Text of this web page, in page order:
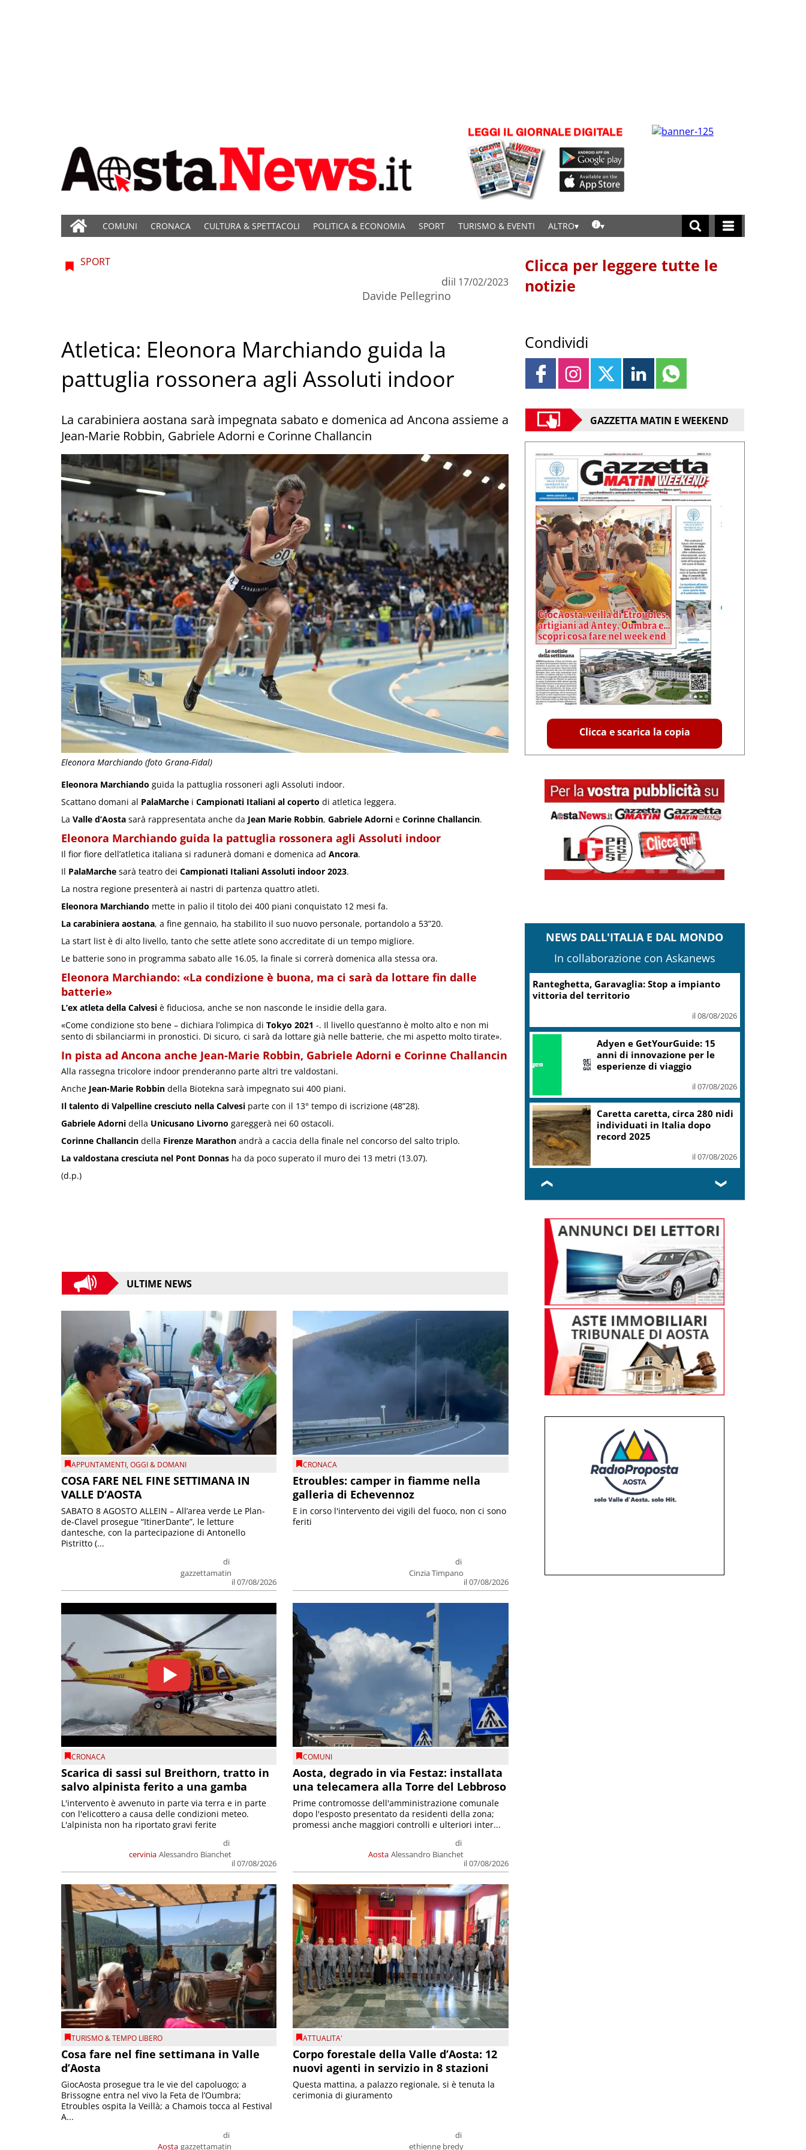
COMUNI CRONACA CULTURA & SPETTACOLI POLITICA & ECONOMIA SPORT TURISMO & EVENTI ALTRO
Eleonora Marchiando (foto Grana-Fidal)
SPORT
di
Davide Pellegrino
il 17/02/2023
Atletica: Eleonora Marchiando guida la
pattuglia rossonera agli Assoluti indoor
La carabiniera aostana sarà impegnata sabato e domenica ad Ancona assieme a
Jean-Marie Robbin, Gabriele Adorni e Corinne Challancin
Eleonora Marchiando guida la pattuglia rossoneri agli Assoluti indoor.
Scattano domani al PalaMarche i Campionati Italiani al coperto di atletica leggera.
La Valle d’Aosta sarà rappresentata anche da Jean Marie Robbin, Gabriele Adorni e Corinne Challancin.
Eleonora Marchiando guida la pattuglia rossonera agli Assoluti indoor
Il fior fiore dell’atletica italiana si radunerà domani e domenica ad Ancora.
Il PalaMarche sarà teatro dei Campionati Italiani Assoluti indoor 2023.
La nostra regione presenterà ai nastri di partenza quattro atleti.
Eleonora Marchiando mette in palio il titolo dei 400 piani conquistato 12 mesi fa.
La carabiniera aostana, a fine gennaio, ha stabilito il suo nuovo personale, portandolo a 53”20.
La start list è di alto livello, tanto che sette atlete sono accreditate di un tempo migliore.
Le batterie sono in programma sabato alle 16.05, la finale si correrà domenica alla stessa ora.
Eleonora Marchiando: «La condizione è buona, ma ci sarà da lottare fin dalle
batterie»
L’ex atleta della Calvesi è fiduciosa, anche se non nasconde le insidie della gara.
«Come condizione sto bene – dichiara l’olimpica di Tokyo 2021 -. Il livello quest’anno è molto alto e non mi
sento di sbilanciarmi in pronostici. Di sicuro, ci sarà da lottare già nelle batterie, che mi aspetto molto tirate».
In pista ad Ancona anche Jean-Marie Robbin, Gabriele Adorni e Corinne Challancin
Alla rassegna tricolore indoor prenderanno parte altri tre valdostani.
Anche Jean-Marie Robbin della Biotekna sarà impegnato sui 400 piani.
Il talento di Valpelline cresciuto nella Calvesi parte con il 13° tempo di iscrizione (48”28).
Gabriele Adorni della Unicusano Livorno gareggerà nei 60 ostacoli.
Corinne Challancin della Firenze Marathon andrà a caccia della finale nel concorso del salto triplo.
La valdostana cresciuta nel Pont Donnas ha da poco superato il muro dei 13 metri (13.07).
(d.p.)
ULTIME NEWS
APPUNTAMENTI,OGGI & DOMANI
COSA FARE NEL FINE SETTIMANA IN
VALLE D’AOSTA
di
gazzettamatin
il 07/08/2026
SABATO 8 AGOSTO ALLEIN – All’area verde Le Plan-
de-Clavel prosegue “ItinerDante”, le letture
dantesche, con la partecipazione di Antonello
Pistritto (...
CRONACA
Etroubles: camper in fiamme nella
galleria di Echevennoz
di
Cinzia Timpano
il 07/08/2026
E in corso l'intervento dei vigili del fuoco, non ci sono
feriti
CRONACA
Scarica di sassi sul Breithorn, tratto in
salvo alpinista ferito a una gamba
cervinia
di
Alessandro Bianchet
il 07/08/2026
L'intervento è avvenuto in parte via terra e in parte
con l'elicottero a causa delle condizioni meteo.
L'alpinista non ha riportato gravi ferite
COMUNI
Aosta, degrado in via Festaz: installata
una telecamera alla Torre del Lebbroso
Aosta
di
Alessandro Bianchet
il 07/08/2026
Prime contromosse dell'amministrazione comunale
dopo l'esposto presentato da residenti della zona;
promessi anche maggiori controlli e ulteriori inter...
TURISMO & TEMPO LIBERO
Cosa fare nel fine settimana in Valle
d’Aosta
Aosta
di
gazzettamatin
GiocAosta prosegue tra le vie del capoluogo; a
Brissogne entra nel vivo la Feta de l’Oumbra;
Etroubles ospita la Veillà; a Chamois tocca al Festival
A...
ATTUALITA'
Corpo forestale della Valle d’Aosta: 12
nuovi agenti in servizio in 8 stazioni
di
ethienne bredy
Questa mattina, a palazzo regionale, si è tenuta la
cerimonia di giuramento
Clicca per leggere tutte le
notizie
Condividi
GAZZETTA MATIN E WEEKEND
Clicca e scarica la copia
NEWS DALL'ITALIA E DAL MONDO
In collaborazione con Askanews
Ranteghetta, Garavaglia: Stop a impianto
vittoria del territorio
il 08/08/2026
Adyen e GetYourGuide: 15
anni di innovazione per le
esperienze di viaggio
il 07/08/2026
Caretta caretta, circa 280 nidi
individuati in Italia dopo
record 2025
il 07/08/2026
❮ ❯